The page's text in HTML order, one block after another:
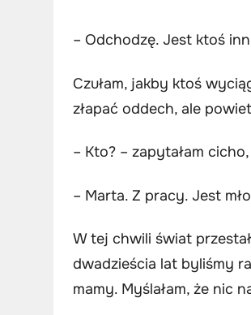
– Odchodzę. Jest ktoś
Czułam, jakby ktoś
złapać oddech, ale
– Kto? – zapytałam
– Marta. Z pracy. Jest
W tej chwili świat
dwadzieścia lat byliśmy
mamy. Myślałam, że nic